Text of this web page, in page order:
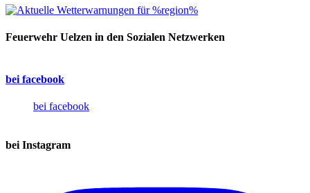
Feuerwehr Uelzen in den Sozialen Netzwerken
bei facebook
bei facebook
bei Instagram